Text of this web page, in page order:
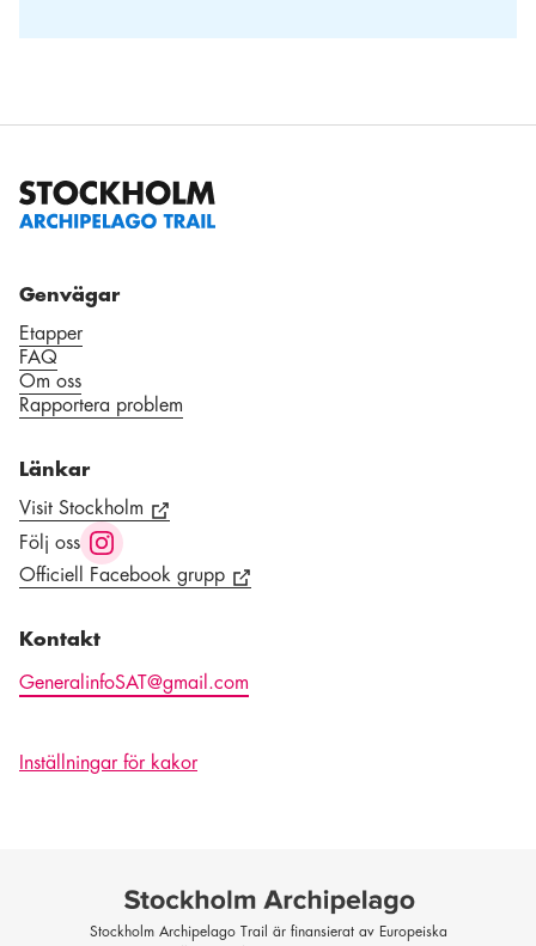
Genvägar
Etapper
FAQ
Om oss
Rapportera problem
Länkar
Visit Stockholm
Följ oss
Officiell Facebook grupp
Kontakt
GeneralinfoSAT@gmail.com
Inställningar för kakor
Stockholm Archipelago Trail är finansierat av Europeiska